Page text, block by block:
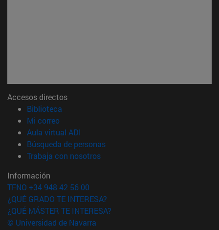
Accesos directos
Biblioteca
Mi correo(abre en nueva ventana)
Aula virtual ADI
Búsqueda de personas(abre en nueva ventana)
Trabaja con nosotros(abre en nueva ventana)
Información
TFNO +34 948 42 56 00
¿QUÉ GRADO TE INTERESA?
¿QUÉ MÁSTER TE INTERESA?
© Universidad de Navarra